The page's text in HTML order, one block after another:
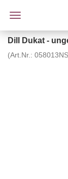
Dill Dukat -
(Art.Nr.: 058013NS